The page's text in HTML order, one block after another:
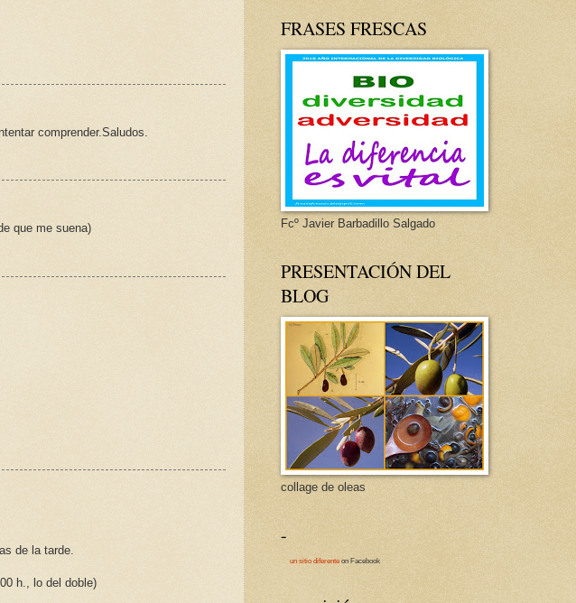
comprender.Saludos.
que me suena)
de la tarde.
h., lo del doble)
FRASES FRESCAS
Fcº Javier Barbadillo Salgado
PRESENTACIÓN DEL
BLOG
collage de oleas
-
un sitio diferente on Facebook